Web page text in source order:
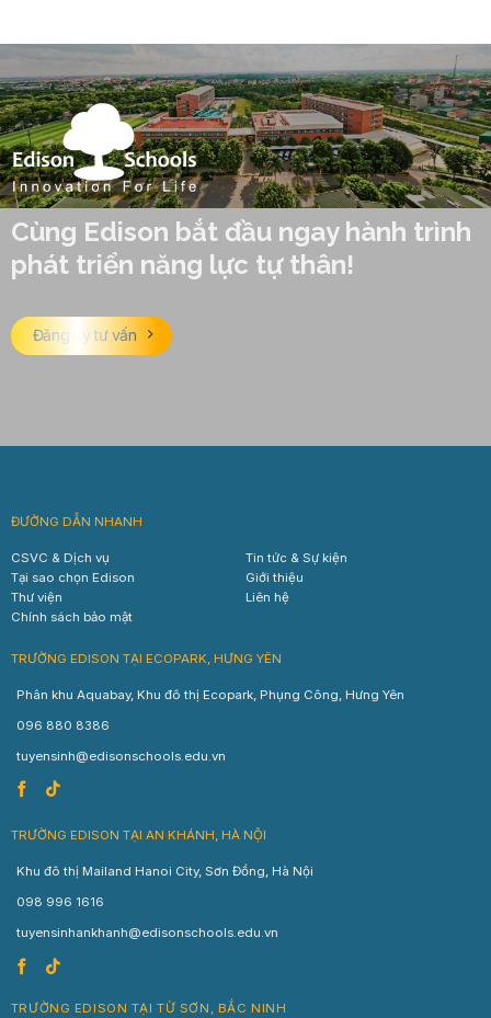
Cùng Edison bắt đầu ngay hành trình
phát triển năng lực tự thân!
Đăng ký tư vấn
ĐƯỜNG DẪN NHANH
CSVC & Dịch vụ
Tin tức & Sự kiện
Tại sao chọn Edison
Giới thiệu
Thư viện
Liên hệ
Chính sách bảo mật
TRƯỜNG EDISON TẠI ECOPARK, HƯNG YÊN
Phân khu Aquabay, Khu đô thị Ecopark, Phụng Công, Hưng Yên
096 880 8386
tuyensinh@edisonschools.edu.vn
TRƯỜNG EDISON TẠI AN KHÁNH, HÀ NỘI
Khu đô thị Mailand Hanoi City, Sơn Đồng, Hà Nội
098 996 1616
tuyensinhankhanh@edisonschools.edu.vn
TRƯỜNG EDISON TẠI TỪ SƠN, BẮC NINH